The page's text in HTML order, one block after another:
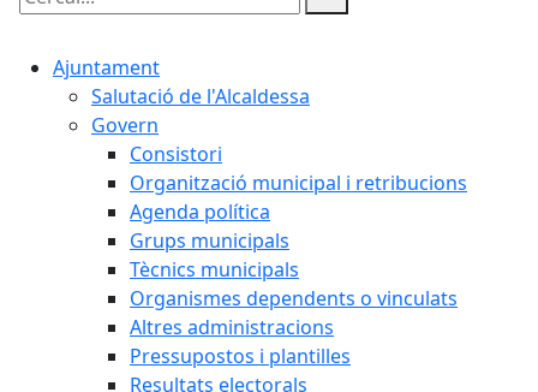
Cercar:
Ajuntament
Salutació de l'Alcaldessa
Govern
Consistori
Organització municipal i retribucions
Agenda política
Grups municipals
Tècnics municipals
Organismes dependents o vinculats
Altres administracions
Pressupostos i plantilles
Resultats electorals